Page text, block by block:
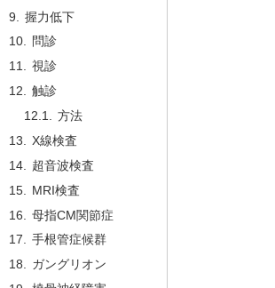
握力低下
問診
視診
触診
方法
X線検査
超音波検査
MRI検査
母指CM関節症
手根管症候群
ガングリオン